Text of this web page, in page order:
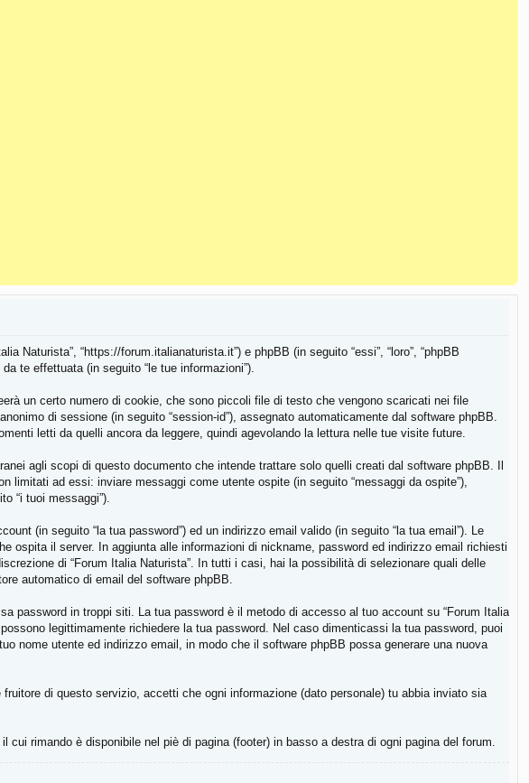
Naturista”, “https://forum.italianaturista.it”) e phpBB (in seguito “essi”, “loro”, “phpBB
te effettuata (in seguito “le tue informazioni”).
un certo numero di cookie, che sono piccoli file di testo che vengono scaricati nei file
di sessione (in seguito “session-id”), assegnato automaticamente dal software phpBB.
letti da quelli ancora da leggere, quindi agevolando la lettura nelle tue visite future.
agli scopi di questo documento che intende trattare solo quelli creati dal software phpBB. Il
ad essi: inviare messaggi come utente ospite (in seguito “messaggi da ospite”),
“i tuoi messaggi”).
(in seguito “la tua password”) ed un indirizzo email valido (in seguito “la tua email”). Le
ospita il server. In aggiunta alle informazioni di nickname, password ed indirizzo email richiesti
di “Forum Italia Naturista”. In tutti i casi, hai la possibilità di selezionare quali delle
automatico di email del software phpBB.
password in troppi siti. La tua password è il metodo di accesso al tuo account su “Forum Italia
legittimamente richiedere la tua password. Nel caso dimenticassi la tua password, puoi
nome utente ed indirizzo email, in modo che il software phpBB possa generare una nuova
fruitore di questo servizio, accetti che ogni informazione (dato personale) tu abbia inviato sia
il cui rimando è disponibile nel piè di pagina (footer) in basso a destra di ogni pagina del forum.